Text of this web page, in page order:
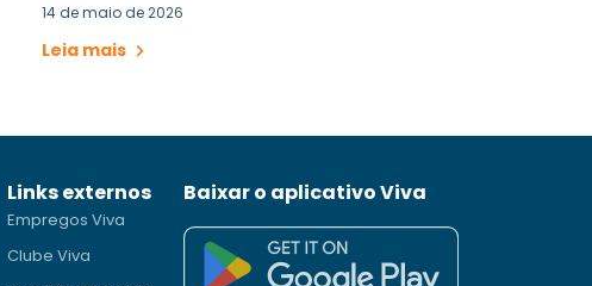
14 de maio de 2026
Leia mais
Links externos
Empregos Viva
Clube Viva
Baixar o aplicativo Viva